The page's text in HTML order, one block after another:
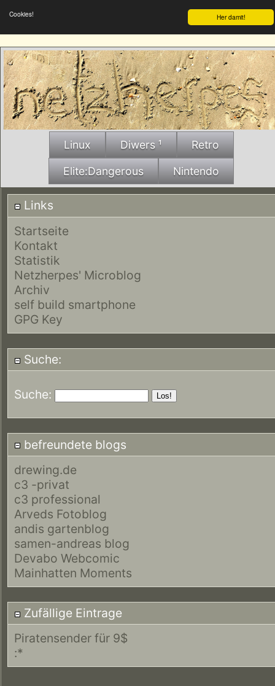
Her damit!
Cookies!
Linux Diwers ¹ Retro
Elite:Dangerous Nintendo
Links
Startseite
Kontakt
Statistik
Netzherpes' Microblog
Archiv
self build smartphone
GPG Key
Suche:
Suche:
befreundete blogs
drewing.de
c3 -privat
c3 professional
Arveds Fotoblog
andis gartenblog
samen-andreas blog
Devabo Webcomic
Mainhatten Moments
Zufällige Eintrage
Piratensender für 9$
:*